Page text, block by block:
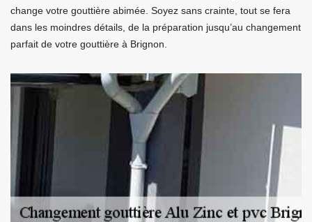
change votre gouttière abimée. Soyez sans crainte, tout se fera
dans les moindres détails, de la préparation jusqu’au changement
parfait de votre gouttière à Brignon.